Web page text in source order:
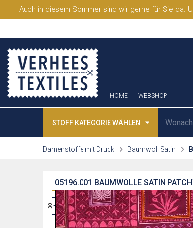
Auch in diesem Sommer sind wir gerne für Sie da.
HOME WEBSHOP
STOFF KATEGORIE WÄHLEN
Damenstoffe mit Druck Baumwoll Satin
BAUMWOLLE SATIN
05196.001
28
29
30
31